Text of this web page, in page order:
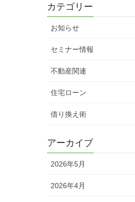
カテゴリー
お知らせ
セミナー情報
不動産関連
住宅ローン
借り換え術
アーカイブ
2026年5月
2026年4月